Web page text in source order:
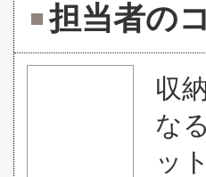
担当者の
収
な
ッ